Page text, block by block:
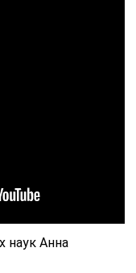
наук Анна